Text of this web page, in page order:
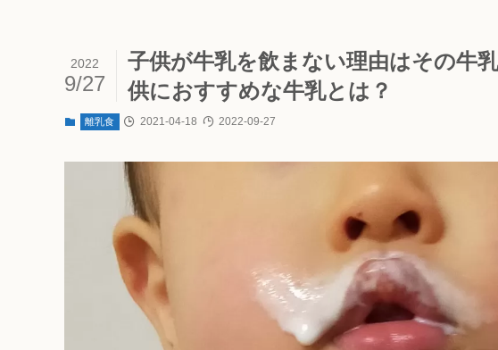
子供が牛乳を飲まない理由はその牛
供におすすめな牛乳とは？
2022
9/27
離乳食 2021-04-18 2022-09-27